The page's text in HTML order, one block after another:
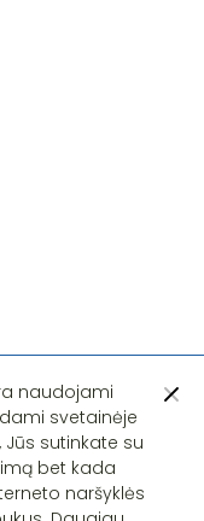
naudojami
svetainėje
sutinkate su
bet kada
naršyklės